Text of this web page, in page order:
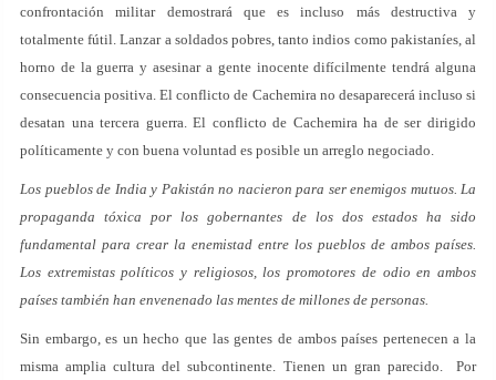
confrontación militar demostrará que es incluso más destructiva y
totalmente fútil. Lanzar a soldados pobres, tanto indios como pakistaníes, al
horno de la guerra y asesinar a gente inocente difícilmente tendrá alguna
consecuencia positiva. El conflicto de Cachemira no desaparecerá incluso si
desatan una tercera guerra. El conflicto de Cachemira ha de ser dirigido
políticamente y con buena voluntad es posible un arreglo negociado.
Los pueblos de India y Pakistán no nacieron para ser enemigos mutuos. La
propaganda tóxica por los gobernantes de los dos estados ha sido
fundamental para crear la enemistad entre los pueblos de ambos países.
Los extremistas políticos y religiosos, los promotores de odio en ambos
países también han envenenado las mentes de millones de personas.
Sin embargo, es un hecho que las gentes de ambos países pertenecen a la
misma amplia cultura del subcontinente. Tienen un gran parecido. Por